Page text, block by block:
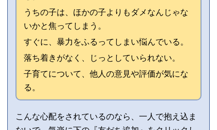
うちの子は、ほかの子よりもダメなんじゃな
いかと焦ってしまう。
すぐに、暴力をふるってしまい悩んでいる。
落ち着きがなく、じっとしていられない。
子育てについて、他人の意見や評価が気にな
る。
こんな心配をされているのなら、一人で抱え込ま